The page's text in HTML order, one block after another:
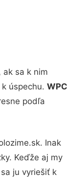
ak sa k nim
úspechu. WPC
podľa
Inak
Keďže aj my
ju vyriešiť k